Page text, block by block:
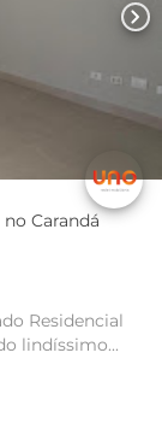
chevron_right
Carandá
lindíssimo...